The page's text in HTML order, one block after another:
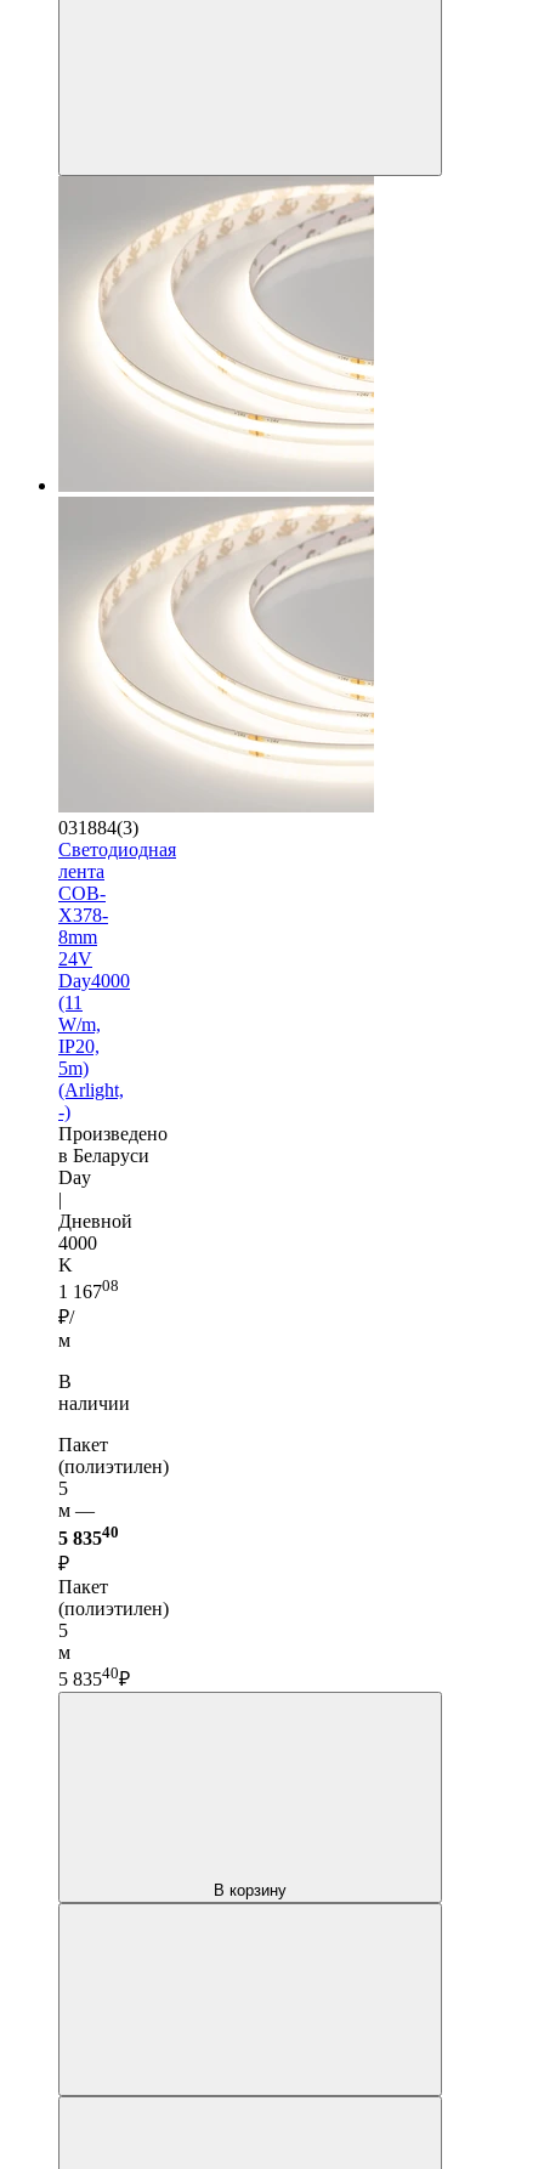
031884(3)
Светодиодная
лента
COB-
X378-
8mm
24V
Day4000
(11
W/m,
IP20,
5m)
(Arlight,
-)
Произведено
в Беларуси
Day
|
Дневной
4000
K
1 16708
₽/
м
В
наличии
Пакет
(полиэтилен)
5
м —
5 83540
₽
Пакет
(полиэтилен)
5
м
5 83540₽
В корзину